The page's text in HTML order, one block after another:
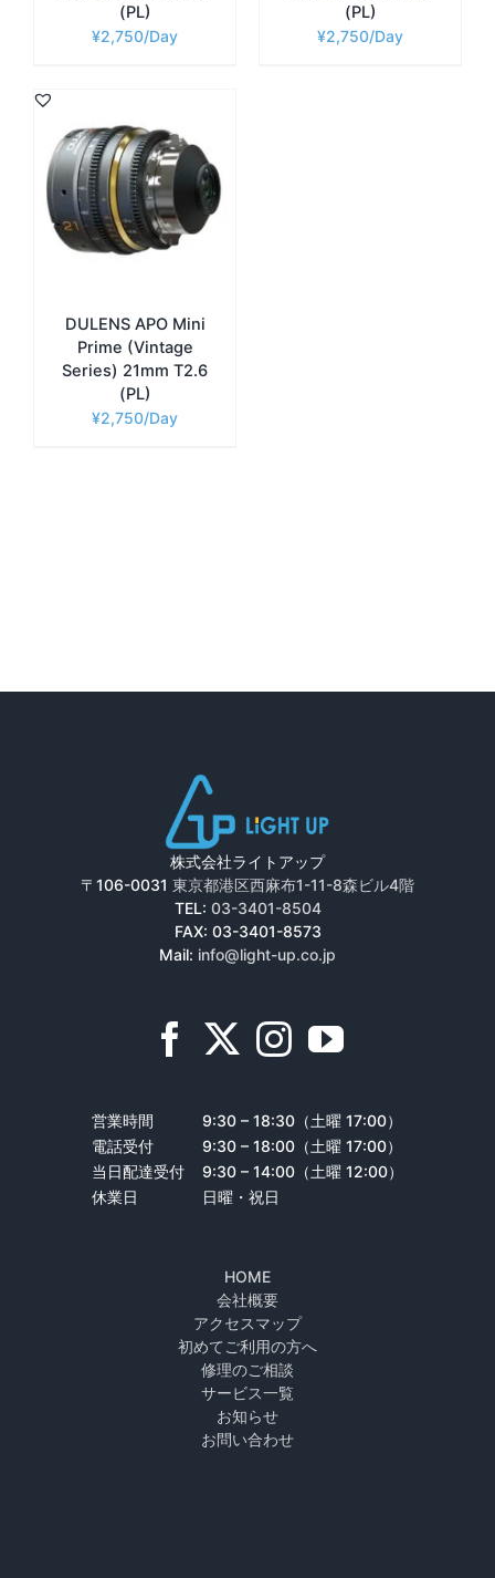
(PL)
¥2,750
(PL)
¥2,750
DULENS APO Mini
Prime (Vintage
Series) 21mm T2.6
(PL)
¥2,750
株式会社ライトアップ
〒106-0031 東京都港区西麻布1-11-8森ビル4階
TEL: 03-3401-8504
FAX: 03-3401-8573
Mail: info@light-up.co.jp
営業時間
9:30 – 18:30（土曜 17:00）
電話受付
9:30 – 18:00（土曜 17:00）
当日配達受付
9:30 – 14:00（土曜 12:00）
休業日
日曜・祝日
HOME
会社概要
アクセスマップ
初めてご利用の方へ
修理のご相談
サービス一覧
お知らせ
お問い合わせ